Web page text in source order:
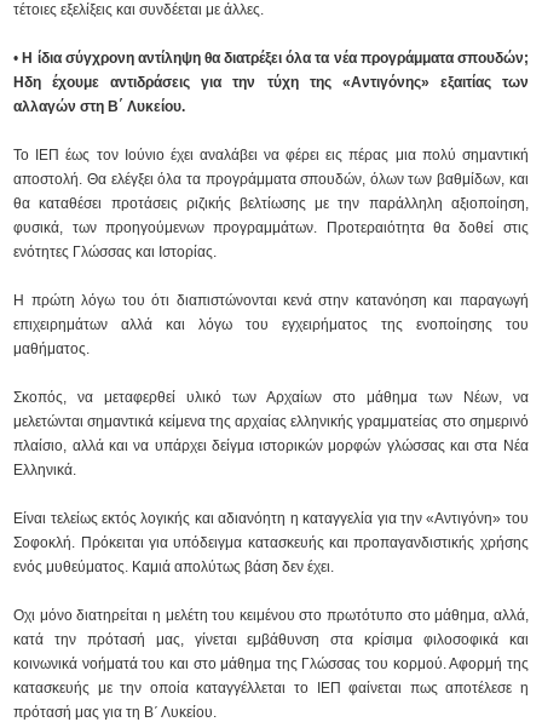
τέτοιες εξελίξεις και συνδέεται με άλλες.
• Η ίδια σύγχρονη αντίληψη θα διατρέξει όλα τα νέα προγράμματα σπουδών;
Ηδη έχουμε αντιδράσεις για την τύχη της «Αντιγόνης» εξαιτίας των
αλλαγών στη Β΄ Λυκείου.
Το ΙΕΠ έως τον Ιούνιο έχει αναλάβει να φέρει εις πέρας μια πολύ σημαντική
αποστολή. Θα ελέγξει όλα τα προγράμματα σπουδών, όλων των βαθμίδων, και
θα καταθέσει προτάσεις ριζικής βελτίωσης με την παράλληλη αξιοποίηση,
φυσικά, των προηγούμενων προγραμμάτων. Προτεραιότητα θα δοθεί στις
ενότητες Γλώσσας και Ιστορίας.
Η πρώτη λόγω του ότι διαπιστώνονται κενά στην κατανόηση και παραγωγή
επιχειρημάτων αλλά και λόγω του εγχειρήματος της ενοποίησης του
μαθήματος.
Σκοπός, να μεταφερθεί υλικό των Αρχαίων στο μάθημα των Νέων, να
μελετώνται σημαντικά κείμενα της αρχαίας ελληνικής γραμματείας στο σημερινό
πλαίσιο, αλλά και να υπάρχει δείγμα ιστορικών μορφών γλώσσας και στα Νέα
Ελληνικά.
Είναι τελείως εκτός λογικής και αδιανόητη η καταγγελία για την «Αντιγόνη» του
Σοφοκλή. Πρόκειται για υπόδειγμα κατασκευής και προπαγανδιστικής χρήσης
ενός μυθεύματος. Καμιά απολύτως βάση δεν έχει.
Οχι μόνο διατηρείται η μελέτη του κειμένου στο πρωτότυπο στο μάθημα, αλλά,
κατά την πρότασή μας, γίνεται εμβάθυνση στα κρίσιμα φιλοσοφικά και
κοινωνικά νοήματά του και στο μάθημα της Γλώσσας του κορμού. Αφορμή της
κατασκευής με την οποία καταγγέλλεται το ΙΕΠ φαίνεται πως αποτέλεσε η
πρότασή μας για τη Β΄ Λυκείου.